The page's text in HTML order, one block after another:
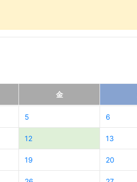
金
5 6
12 13
19 20